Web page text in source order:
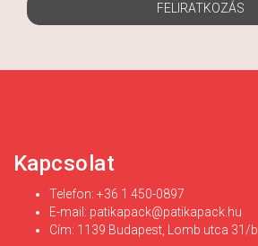
FELIRATKOZÁS
Kapcsolat
Telefon: +36 1 450-0897
E-mail: patikapack@patikapack.hu
Cím: 1139 Budapest, Lomb utca 31/b.